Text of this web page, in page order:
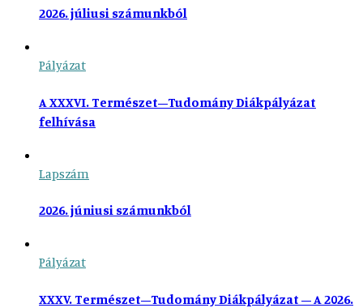
2026. júliusi számunkból
Pályázat
A XXXVI. Természet–Tudomány Diákpályázat
felhívása
Lapszám
2026. júniusi számunkból
Pályázat
XXXV. Természet–Tudomány Diákpályázat – A 2026.